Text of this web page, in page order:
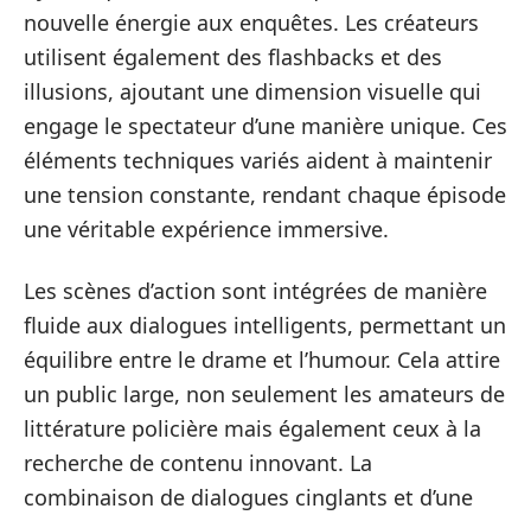
nouvelle énergie aux enquêtes. Les créateurs
utilisent également des flashbacks et des
illusions, ajoutant une dimension visuelle qui
engage le spectateur d’une manière unique. Ces
éléments techniques variés aident à maintenir
une tension constante, rendant chaque épisode
une véritable expérience immersive.
Les scènes d’action sont intégrées de manière
fluide aux dialogues intelligents, permettant un
équilibre entre le drame et l’humour. Cela attire
un public large, non seulement les amateurs de
littérature policière mais également ceux à la
recherche de contenu innovant. La
combinaison de dialogues cinglants et d’une